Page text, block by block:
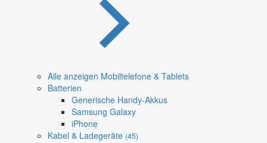
Alle anzeigen Mobiltelefone & Tablets
Batterien
Generische Handy-Akkus
Samsung Galaxy
iPhone
Kabel & Ladegeräte (45)